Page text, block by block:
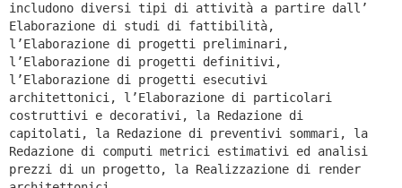
includono diversi tipi di attività a partire dall’
Elaborazione di studi di fattibilità,
l’Elaborazione di progetti preliminari,
l’Elaborazione di progetti definitivi,
l’Elaborazione di progetti esecutivi
architettonici, l’Elaborazione di particolari
costruttivi e decorativi, la Redazione di
capitolati, la Redazione di preventivi sommari, la
Redazione di computi metrici estimativi ed analisi
prezzi di un progetto, la Realizzazione di render